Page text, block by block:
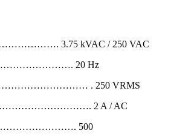
3.75 kVAC / 250 VAC
20 Hz
. 250 VRMS
2 A / AC
500